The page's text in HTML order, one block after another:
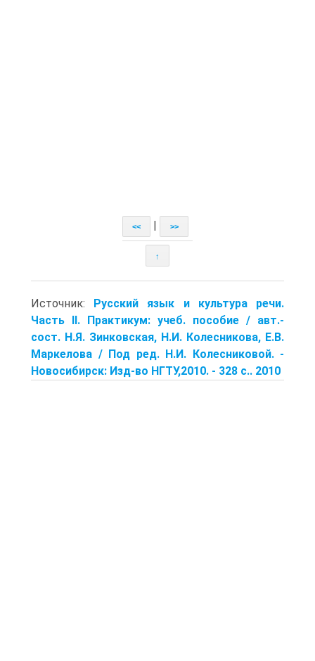
<< >>
↑
Источник: Русский язык и культура речи.
Часть II. Практикум: учеб. пособие / авт.-
сост. Н.Я. Зинковская, Н.И. Колесникова, Е.В.
Маркелова / Под ред. Н.И. Колесниковой. -
Новосибирск: Изд-во НГТУ,2010. - 328 с.. 2010